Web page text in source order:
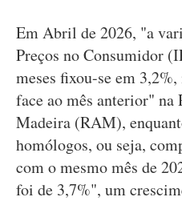
Em Abril de 2026, "a
Preços no Consumidor
meses fixou-se em
face ao mês anterior" na
Madeira (RAM),
homólogos, ou seja,
com o mesmo mês de
foi de 3,7%", um